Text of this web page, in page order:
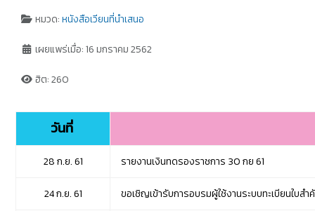
หมวด:หนังสือเวียนที่นำเสนอ
เผยแพร่เมื่อ: 16 มกราคม 2562
ฮิต: 260
วันที่
28 ก.ย. 61 รายงานเงินทดรองราชการ 30 กย 61
24 ก.ย. 61 ขอเชิญเข้ารับการอบรมผู้ใช้งานระบบทะเบียนใบส